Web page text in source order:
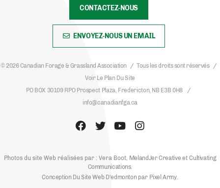
CONTACTEZ-NOUS
ENVOYEZ-NOUS UN EMAIL
© 2026 Canadian Forage & Grassland Association
Tous les droits sont réservés
Voir Le Plan Du Site
PO BOX 30109 RPO Prospect Plaza, Fredericton, NB E3B 0H8
info@canadianfga.ca
Photos du site Web réalisées par : Vera Boot, MelandJer Creative etCultivating
Communications.
Conception Du Site Web D'edmonton par Pixel Army.